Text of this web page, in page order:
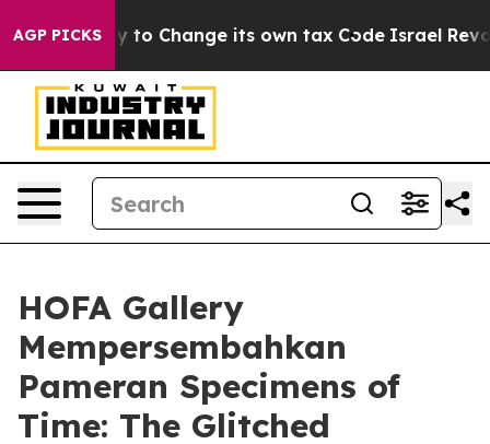
AGP PICKS
the Ability to Change its own tax Code Israel
HOFA Gallery
Mempersembahkan
Pameran Specimens of
Time: The Glitched